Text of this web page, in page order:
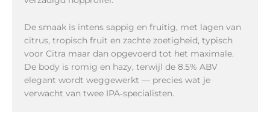
De smaak is intens sappig en fruitig, met lagen van
citrus, tropisch fruit en zachte zoetigheid, typisch
voor Citra maar dan opgevoerd tot het maximale.
De body is romig en hazy, terwijl de 8.5% ABV
elegant wordt weggewerkt — precies wat je
verwacht van twee IPA‑specialisten.